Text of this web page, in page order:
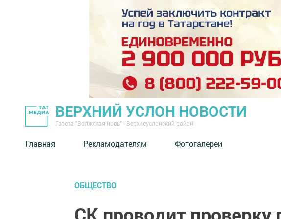
ВЕРХНИЙ УСЛОН НОВОСТИ
Газета "Волжская новь" - Верхнеуслонский район
Главная Рекламодателям Фотогалереи
ОБЩЕСТВО
СК проводит проверку